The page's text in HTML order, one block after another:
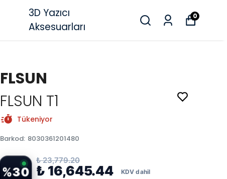
3D Yazıcı
Aksesuarları
0
FLSUN
FLSUN T1
Tükeniyor
Barkod: 8030361201480
%30
₺ 23,779.20
₺ 16,645.44